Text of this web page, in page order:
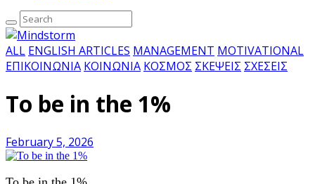
ALL ENGLISH ARTICLES MANAGEMENT MOTIVATIONAL
ΕΠΙΚΟΙΝΩΝΙΑ ΚΟΙΝΩΝΙΑ ΚΟΣΜΟΣ ΣΚΕΨΕΙΣ ΣΧΕΣΕΙΣ
To be in the 1%
February 5, 2026